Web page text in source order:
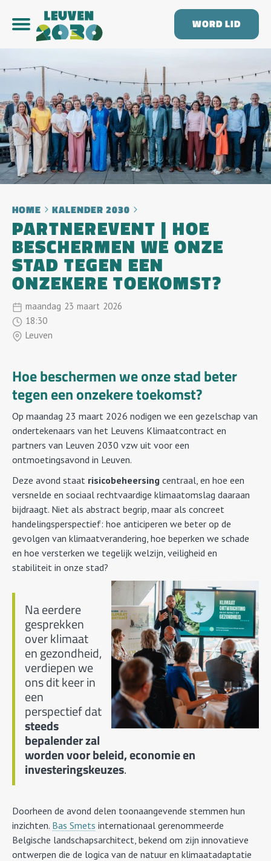
WORD LID
HOME KALENDER 2030
PARTNEREVENT | HOE
BESCHERMEN WE ONZE
STAD TEGEN EEN
ONZEKERE TOEKOMST?
maandag 23 Maart 2026
18:30
Leuven
Hoebeschermenwe onze stad beter
tegen een onzekere toekomst?
Op maandag 23 maart 2026 nodigen we een gezelschap van
ondertekenaars van het Leuvens Klimaatcontract en
partners van Leuven 2030 vzw uit voor een
ontmoetingsavond in Leuven.
Deze avond staat risicobeheersing centraal, en hoe een
versnelde en sociaal rechtvaardige klimaatomslag daaraan
bijdraagt. Niet als abstract begrip, maar als concreet
handelingsperspectief: hoe anticiperen we beter op de
gevolgen van klimaatverandering, hoe beperken we schade
en hoe versterken we tegelijk welzijn, veiligheid en
stabiliteit in onze stad?
Na eerdere
gesprekken
over klimaat
en gezondheid,
verdiepen we
ons dit keer in
een
perspectief dat
steeds
bepalender zal
worden voor beleid, economie en
investeringskeuzes.
Doorheen de avond delen toonaangevende stemmen hun
inzichten. Bas Smets internationaal gerenommeerde
Belgische landschapsarchitect, bekend om zijn innovatieve
ontwerpen die de logica van de natuur en klimaatadaptatie